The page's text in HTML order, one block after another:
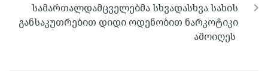
სამართალდამცველებმა სხვადასხვა სახის
განსაკუთრებით დიდი ოდენობით ნარკოტიკი
ამოიღეს